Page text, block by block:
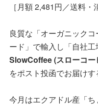
［月額 2,481円／送料・
良質な「オーガニック
ード」で輸入し「自社
SlowCoffee (スローコー
をポスト投函でお届けす
今月はエクアドル産「